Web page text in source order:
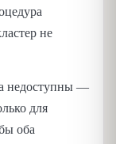
не
недоступны —
для
оба